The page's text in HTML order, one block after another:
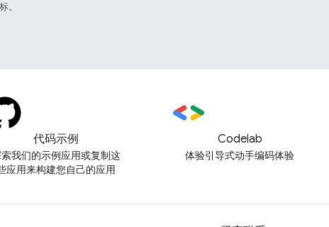
。
代码示例
我们的示例应用或复制这
应用来构建您自己的应用
Codelab
体验引导式动手编码体验